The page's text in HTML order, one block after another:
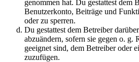
genommen hat. Du gestattest dem
Benutzerkonto, Beiträge und
oder zu sperren.
Du gestattest dem Betreiber
abzuändern, sofern sie gegen o. g.
geeignet sind, dem Betreiber oder
zuzufügen.